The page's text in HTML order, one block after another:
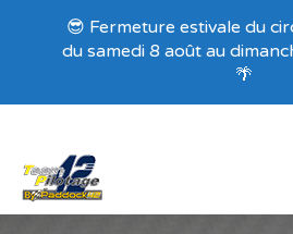
Recevez nos offres
😎 Fermeture estivale du
du samedi 8 août au
🌴